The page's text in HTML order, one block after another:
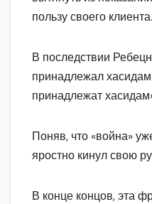
пользу своего клиента.
В последствии
принадлежал
принадлежат
Поняв, что «война»
яростно кинул свою
В конце концов, эта